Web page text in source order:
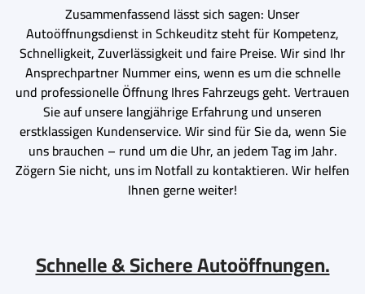
Zusammenfassend lässt sich sagen: Unser
Autoöffnungsdienst in Schkeuditz steht für Kompetenz,
Schnelligkeit, Zuverlässigkeit und faire Preise. Wir sind Ihr
Ansprechpartner Nummer eins, wenn es um die schnelle
und professionelle Öffnung Ihres Fahrzeugs geht. Vertrauen
Sie auf unsere langjährige Erfahrung und unseren
erstklassigen Kundenservice. Wir sind für Sie da, wenn Sie
uns brauchen – rund um die Uhr, an jedem Tag im Jahr.
Zögern Sie nicht, uns im Notfall zu kontaktieren. Wir helfen
Ihnen gerne weiter!
Schnelle & Sichere Autoöffnungen.